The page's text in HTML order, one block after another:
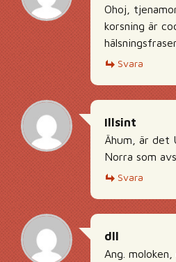
Ohoj,
korsning är
Svara
Illsint
Ähum, är det
Norra som
Svara
dll
Ang.